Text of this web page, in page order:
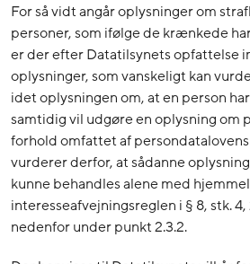
For så vidt angår oplysninger om
personer, som ifølge de krænkede
er der efter Datatilsynets opfattelse
oplysninger, som vanskeligt kan
idet oplysningen om, at en person
samtidig vil udgøre en oplysning om
forhold omfattet af persondatalovens
vurderer derfor, at sådanne
kunne behandles alene med
interesseafvejningsreglen i § 8, stk. 4,
nedenfor under punkt 2.3.2.